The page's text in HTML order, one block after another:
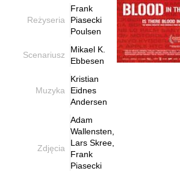
Reżyseria
Frank
Piasecki
Poulsen
Scenariusz
Mikael K.
Ebbesen
Muzyka
Kristian
Eidnes
Andersen
Zdjęcia
Adam
Wallensten,
Lars Skree,
Frank
Piasecki